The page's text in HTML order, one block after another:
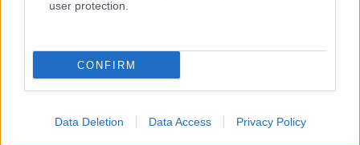
user protection.
CONFIRM
Data Deletion Data Access Privacy Policy
Magyarország és a Szovjetunió
Restauráció és centrumpolitika